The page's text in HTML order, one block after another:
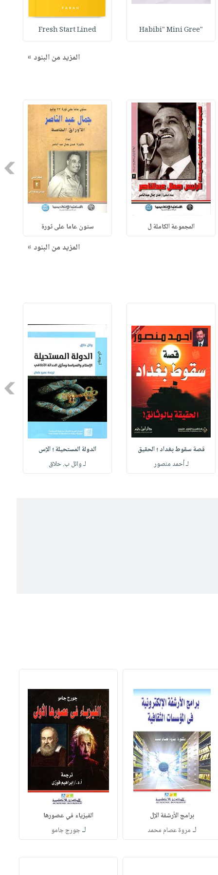
"Habibi" Mini Gree
Fresh Start Lined
المزيد من البنود »
المجموعة الكاملة ل ستون عاما على ثورة
المزيد من البنود »
قصة سقوط بغداد ؛ الحقيق
لـ أحمد منصور
الدولة المستحيلة ؛ الإس
لـ وائل ب. حلاق
برامج الأرشفة الإل
لـ مروة عصام محمد
الفيزياء في عصورها
لـجورج جامو